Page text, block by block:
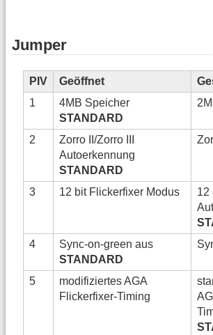
Jumper
PIV Geöffnet
1
4MB Speicher
STANDARD
2
Zorro II/Zorro III
Autoerkennung
STANDARD
3 12 bit Flickerfixer Modus
12
4
Sync-on-green aus
STANDARD
5
modifiziertes AGA
Flickerfixer-Timing